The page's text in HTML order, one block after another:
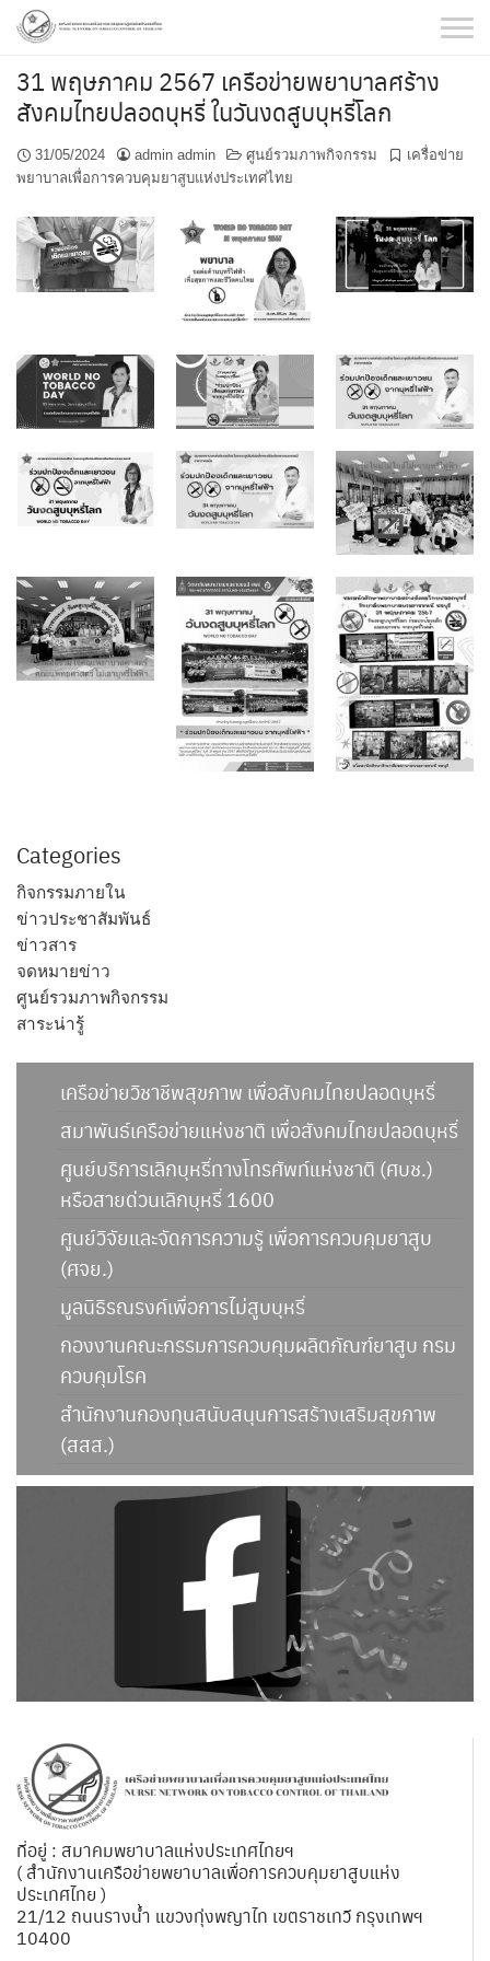
Skip
31 พฤษภาคม 2567 เครือข่ายพยาบาลศร้าง
สังคมไทยปลอดบุหรี่ ในวันงดสูบบุหรี่โลก
31/05/2024 admin admin ศูนย์รวมภาพกิจกรรม
เครื่อข่าย
พยาบาลเพื่อการควบคุมยาสูบแห่งประเทศไทย
Categories
กิจกรรมภายใน
ข่าวประชาสัมพันธ์
ข่าวสาร
จดหมายข่าว
ศูนย์รวมภาพกิจกรรม
สาระน่ารู้
เครือข่ายวิชาชีพสุขภาพ เพื่อสังคมไทยปลอดบุหรี่
สมาพันธ์เครือข่ายแห่งชาติ เพื่อสังคมไทยปลอดบุหรี่
ศูนย์บริการเลิกบุหรี่ทางโทรศัพท์แห่งชาติ (ศบช.)
หรือสายด่วนเลิกบุหรี่ 1600
ศูนย์วิจัยและจัดการความรู้ เพื่อการควบคุมยาสูบ
(ศจย.)
มูลนิธิรณรงค์เพื่อการไม่สูบบุหรี่
กองงานคณะกรรมการควบคุมผลิตภัณฑ์ยาสูบ กรม
ควบคุมโรค
สำนักงานกองทุนสนับสนุนการสร้างเสริมสุขภาพ
(สสส.)
ที่อยู่ : สมาคมพยาบาลแห่งประเทศไทยฯ
( สำนักงานเครือข่ายพยาบาลเพื่อการควบคุมยาสูบแห่ง
ประเทศไทย )
21/12 ถนนรางน้ำ แขวงทุ่งพญาไท เขตราชเทวี กรุงเทพฯ
10400